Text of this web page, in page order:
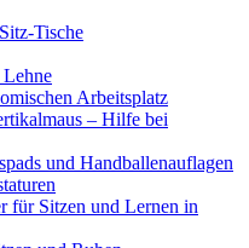
Tische
Lehne
Arbeitsplatz
– Hilfe bei
und Handballenauflagen
für Sitzen und Lernen in